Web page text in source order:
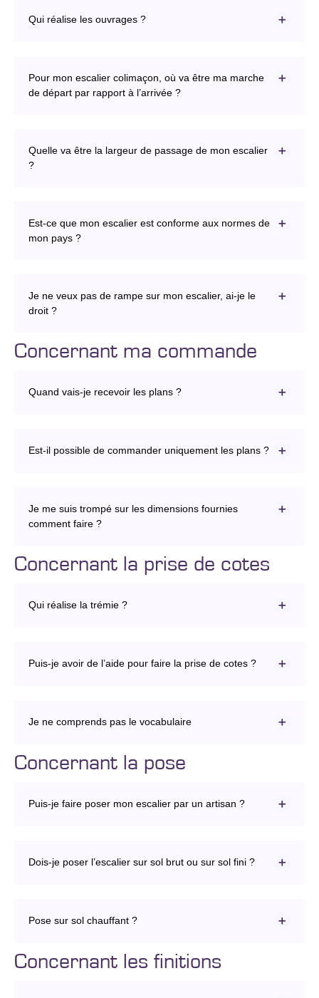
Qui réalise les ouvrages ?
Pour mon escalier colimaçon, où va être ma marche
de départ par rapport à l’arrivée ?
Quelle va être la largeur de passage de mon escalier
?
Est-ce que mon escalier est conforme aux normes de
mon pays ?
Je ne veux pas de rampe sur mon escalier, ai-je le
droit ?
Concernant ma commande
Quand vais-je recevoir les plans ?
Est-il possible de commander uniquement les plans ?
Je me suis trompé sur les dimensions fournies
comment faire ?
Concernant la prise de cotes
Qui réalise la trémie ?
Puis-je avoir de l’aide pour faire la prise de cotes ?
Je ne comprends pas le vocabulaire
Concernant la pose
Puis-je faire poser mon escalier par un artisan ?
Dois-je poser l’escalier sur sol brut ou sur sol fini ?
Pose sur sol chauffant ?
Concernant les finitions